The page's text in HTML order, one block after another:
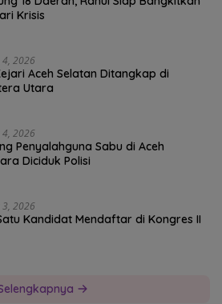
Krisis
4, 2026
Aceh Selatan Ditangkap di
Utara
4, 2026
Penyalahguna Sabu di Aceh
Diciduk Polisi
3, 2026
Kandidat Mendaftar di Kongres II